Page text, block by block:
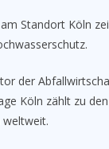
Standort Köln
der
Köln zählt zu
weltweit.